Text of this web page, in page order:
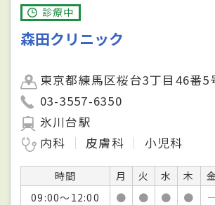
診療中
森田クリニック
東京都練馬区桜台3丁目46番5
03-3557-6350
氷川台駅
内科
皮膚科 小児科
時間 月 火 水 木 金
09:00～12:00
● ● ● ● －